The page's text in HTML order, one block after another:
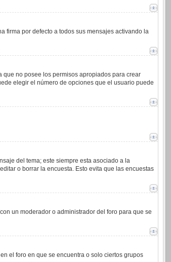
firma por defecto a todos sus mensajes activando la
no posee los permisos apropiados para crear
elegir el número de opciones que el usuario puede
del tema; este siempre esta asociado a la
o borrar la encuesta. Esto evita que las encuestas
un moderador o administrador del foro para que se
el foro en que se encuentra o solo ciertos grupos